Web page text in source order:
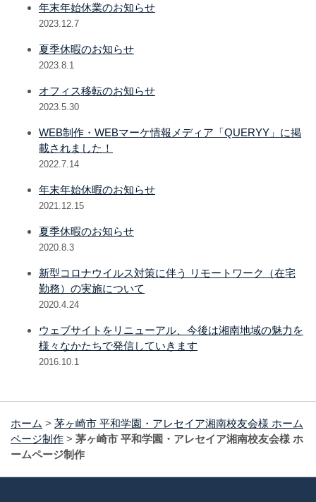
年末年始休業のお知らせ
2023.12.7
夏季休暇のお知らせ
2023.8.1
オフィス移転のお知らせ
2023.5.30
WEB制作・WEBマーケ情報メディア「QUERYY」に掲
載されました！
2022.7.14
年末年始休暇のお知らせ
2021.12.15
夏季休暇のお知らせ
2020.8.3
新型コロナウイルス対策に伴う リモートワーク（在宅
勤務）の実施について
2020.4.24
ウェブサイトをリニューアル、今後は湘南地域の魅力を
様々なかたちで発信していきます
2016.10.1
ホーム > 茅ヶ崎市 平和学園・アレセイア湘南校友会様 ホーム
ページ制作 > 茅ヶ崎市 平和学園・アレセイア湘南校友会様 ホ
ームページ制作